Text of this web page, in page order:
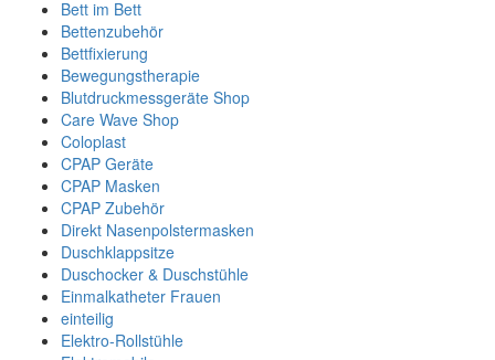
Bett im Bett
Bettenzubehör
Bettfixierung
Bewegungstherapie
Blutdruckmessgeräte Shop
Care Wave Shop
Coloplast
CPAP Geräte
CPAP Masken
CPAP Zubehör
Direkt Nasenpolstermasken
Duschklappsitze
Duschocker & Duschstühle
Einmalkatheter Frauen
einteilig
Elektro-Rollstühle